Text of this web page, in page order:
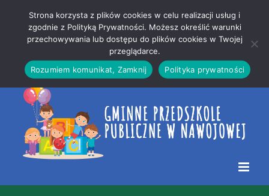
treści
strony
Strona korzysta z plików cookies w celu realizacji usług i
zgodnie z Polityką Prywatności. Możesz określić warunki
przechowywania lub dostępu do plików cookies w Twojej
przeglądarce.
Rozumiem komunikat, Zamknij
Polityka prywatności